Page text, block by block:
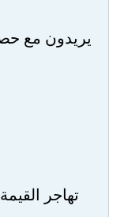
يريدون مع
تهاجر